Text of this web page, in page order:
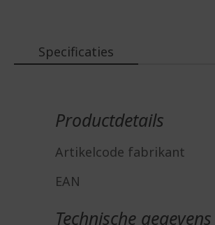
Specificaties
Productdetails
Artikelcode fabrikant
EAN
Technische gegevens